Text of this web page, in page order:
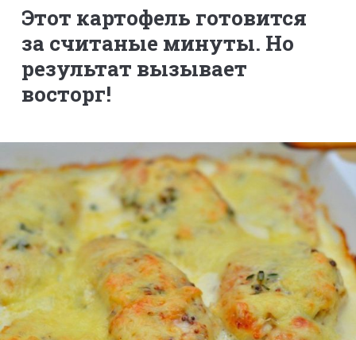
Этот картофель готовится
за считаные минуты. Но
результат вызывает
восторг!